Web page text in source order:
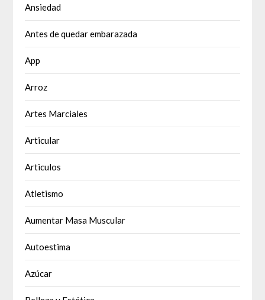
Ansiedad
Antes de quedar embarazada
App
Arroz
Artes Marciales
Articular
Articulos
Atletismo
Aumentar Masa Muscular
Autoestima
Azúcar